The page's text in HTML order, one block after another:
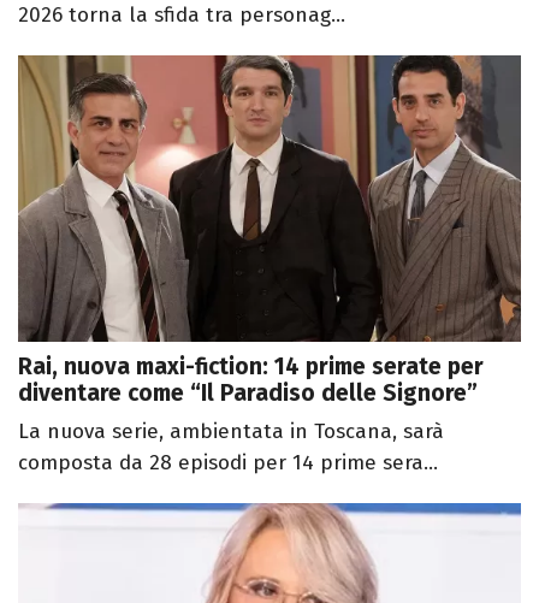
2026 torna la sfida tra personag...
Rai, nuova maxi-fiction: 14 prime serate per
diventare come “Il Paradiso delle Signore”
La nuova serie, ambientata in Toscana, sarà
composta da 28 episodi per 14 prime sera...